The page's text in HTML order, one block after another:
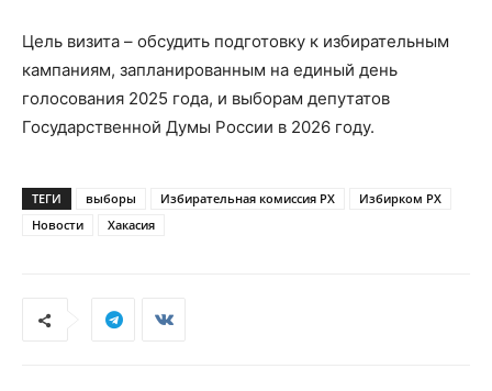
Цель визита – обсудить подготовку к избирательным
кампаниям, запланированным на единый день
голосования 2025 года, и выборам депутатов
Государственной Думы России в 2026 году.
ТЕГИ выборы Избирательная комиссия РХ
Избирком РХ
Новости
Хакасия